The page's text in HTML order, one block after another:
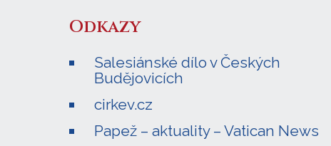
Odkazy
Salesiánské dílo v Českých
Budějovicích
cirkev.cz
Papež – aktuality – Vatican News